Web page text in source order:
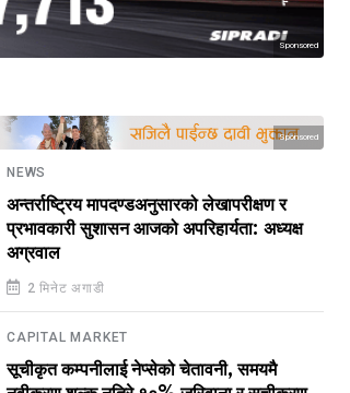
Sponsored
Sponsored
NEWS
अन्तर्राष्ट्रिय मापदण्डअनुसारको लेखापरीक्षण र
प्रभावकारी सुशासन आजको अपरिहार्यता: अध्यक्ष
अग्रवाल
2 मिनेट अगाडी
CAPITAL MARKET
सूचीकृत कम्पनीलाई नेप्सेको चेतावनी, समयमै